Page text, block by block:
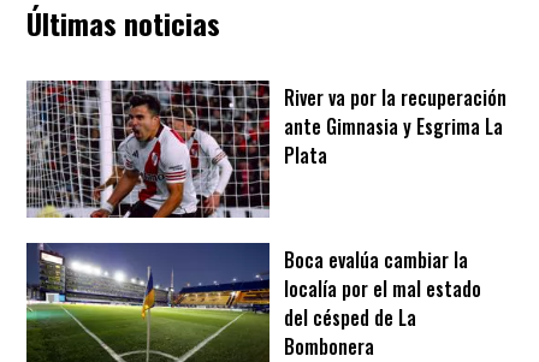
Últimas noticias
River va por la recuperación
ante Gimnasia y Esgrima La
Plata
Boca evalúa cambiar la
localía por el mal estado
del césped de La
Bombonera